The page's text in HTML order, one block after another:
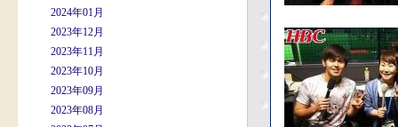
2024年01月
2023年12月
2023年11月
2023年10月
2023年09月
2023年08月